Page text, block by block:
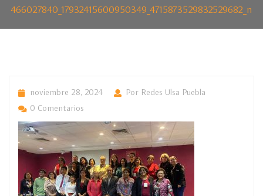
466027840_17932415600950349_4715873529832529682_n
noviembre 28, 2024
Por Redes Ulsa Puebla
0 Comentarios